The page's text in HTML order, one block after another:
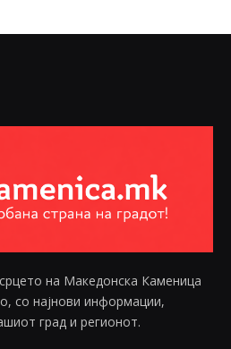
на Македонска Каменица
со најнови информации,
град и регионот.